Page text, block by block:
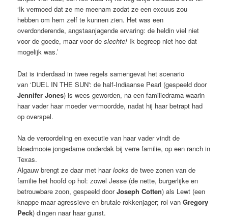
‘Ik vermoed dat ze me meenam zodat ze een excuus zou
hebben om hem zelf te kunnen zien. Het was een
overdonderende, angstaanjagende ervaring: de heldin viel niet
voor de goede, maar voor deslechte! Ik begreep niet hoe dat
mogelijk was.’
Dat is inderdaad in twee regels samengevat het scenario
van ‘DUEL IN THE SUN': de half-Indiaanse Pearl (gespeeld door
Jennifer Jones) is wees geworden, na een familiedrama waarin
haar vader haar moeder vermoordde, nadat hij haar betrapt had
op overspel.
Na de veroordeling en executie van haar vader vindt de
bloedmooie jongedame onderdak bij verre familie, op een ranch in
Texas.
Algauw brengt ze daar met haarlooks de twee zonen van de
familie het hoofd op hol: zowel Jesse (de nette, burgerlijke en
betrouwbare zoon, gespeeld doorJoseph Cotten) als Lewt (een
knappe maar agressieve en brutale rokkenjager; rol vanGregory
Peck) dingen naar haar gunst.